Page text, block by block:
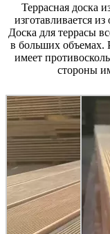
Террасная доска
изготавливается
Доска для террасы
в больших объемах.
имеет
стороны